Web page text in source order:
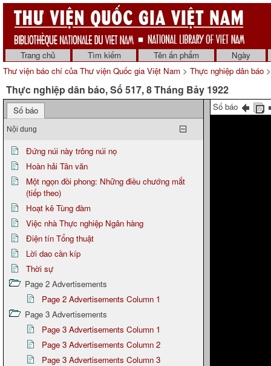
Trang chủ Tìm kiếm Tên ấn phẩm
Ngày
Thư viện báo chí của Thư viện Quốc gia Việt Nam > Thực nghiệp dân báo
Thực nghiệp dân báo, Số 517, 8 Tháng Bảy 1922
Số báo
Nội dung
Đứng núi này trông núi nọ
Hoàn hải Tân văn
Một ngọn đồi phong: Những điều chướng mắt
(tiếp theo)
Hoạt kê Tùng đàm
Việc nhà Thực nghiệp Ngân hàng
Điện tín Tổng thuật
Lời dao cần kíp
Thời sự
Page 2 Advertisements
Page 2 Advertisements Column 1
Page 3 Advertisements
Page 3 Advertisements Column 1
Page 3 Advertisements Column 2
Page 3 Advertisements Column 3
Số báo